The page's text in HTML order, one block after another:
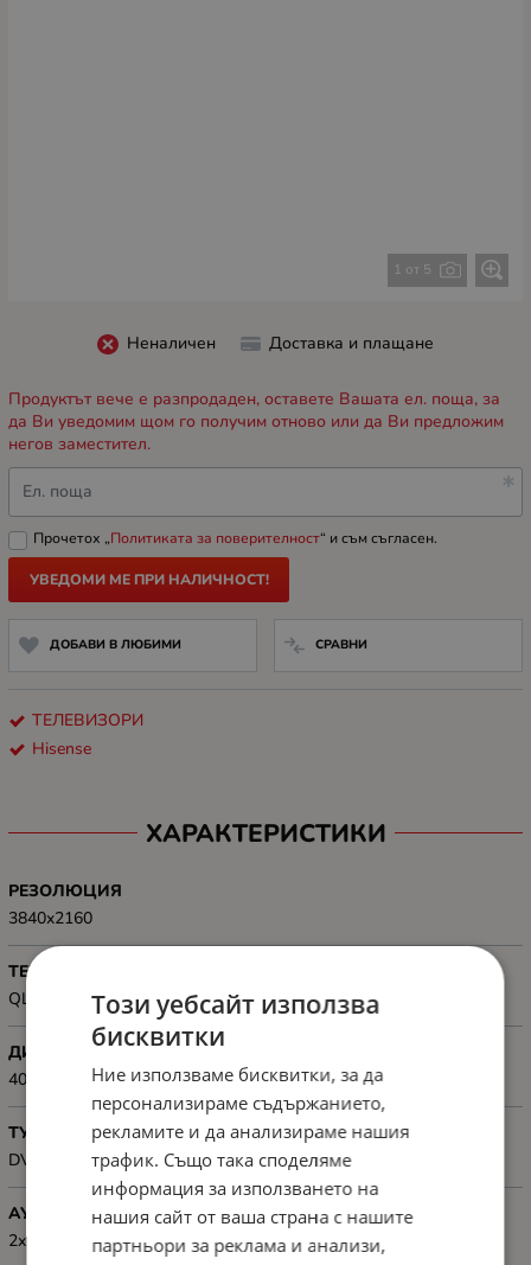
1 от 5
Неналичен Доставка и плащане
Продуктът вече е разпродаден, оставете Вашата ел. поща, за
да Ви уведомим щом го получим отново или да Ви предложим
негов заместител.
Ел. поща
Прочетох „Политиката за поверителност“ и съм съгласен.
УВЕДОМИ МЕ ПРИ НАЛИЧНОСТ!
ДОБАВИ В ЛЮБИМИ СРАВНИ
ТЕЛЕВИЗОРИ
Hisense
ХАРАКТЕРИСТИКИ
РЕЗОЛЮЦИЯ
3840x2160
ТЕХНОЛОГИЯ
QLED
ДИНАМИЧЕН КОНТРАСТ
4000:1
ТУНЕР
DVB-T2/C/S2
АУДИО
2x 10W, Dolby Atmos, DTS Virtual X
Този уебсайт използва
бисквитки
Ние използваме бисквитки, за да
персонализираме съдържанието,
рекламите и да анализираме нашия
трафик. Също така споделяме
информация за използването на
нашия сайт от ваша страна с нашите
партньори за реклама и анализи,